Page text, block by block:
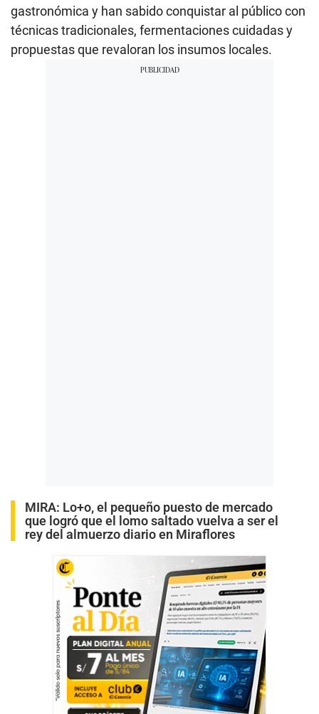
gastronómica y han sabido conquistar al público con
técnicas tradicionales, fermentaciones cuidadas y
propuestas que revaloran los insumos locales.
MIRA: Lo+o, el pequeño puesto de mercado
que logró que el lomo saltado vuelva a ser el
rey del almuerzo diario en Miraflores